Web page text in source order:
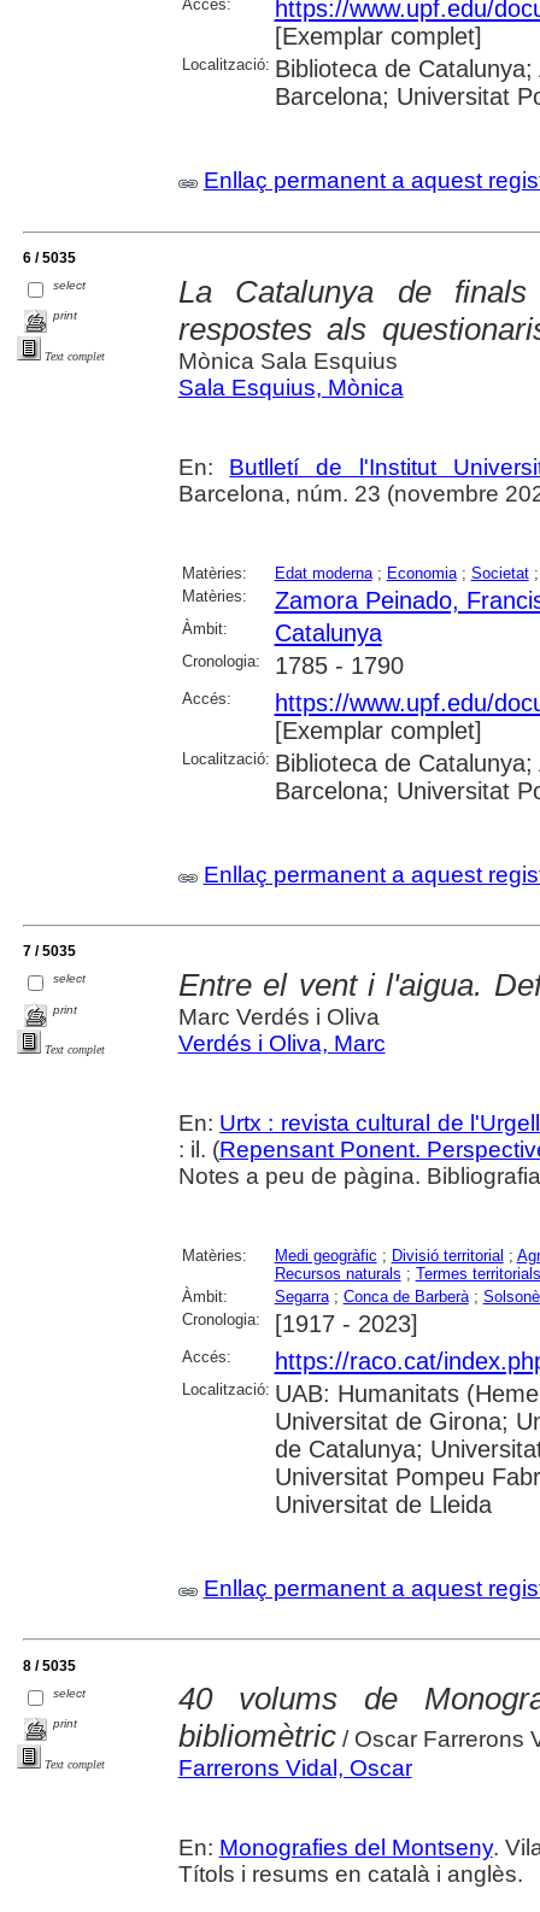
Accés:
https://www.upf.edu/
[Exemplar complet]
Localització: Biblioteca de
Barcelona; Universitat
Enllaç permanent a aquest
6 / 5035
select
print
Text complet
La Catalunya de
respostes als
Mònica Sala Esquius
Sala Esquius, Mònica
En: Butlletí de l'Institut
Barcelona, núm. 23 (novembre
Matèries: Edat moderna; Economia; Societat
Matèries:
Zamora Peinado,
Àmbit: Catalunya
Cronologia: 1785 - 1790
Accés:
https://www.upf.edu/
[Exemplar complet]
Localització: Biblioteca de
Barcelona; Universitat
Enllaç permanent a aquest
7 / 5035
select
print
Text complet
Entre el vent i l'aigua.
Marc Verdés i Oliva
Verdés i Oliva, Marc
En: Urtx : revista cultural de l'Urgell
: il. (Repensant Ponent.
Notes a peu de pàgina.
Matèries: Medi geogràfic ; Divisió territorial ;
Recursos naturals ; Termes territorials
Àmbit:
Segarra; Conca de Barberà;
Cronologia:
[1917 - 2023]
Accés: https://raco.cat/
Localització: UAB: Humanitats
Universitat de Girona;
de Catalunya;
Universitat Pompeu
Universitat de Lleida
Enllaç permanent a aquest
8 / 5035
select
print
Text complet
40 volums de
bibliomètric/ Oscar Farrerons
Farrerons Vidal, Oscar
En: Monografies del Montseny.
Títols i resums en català i anglès.